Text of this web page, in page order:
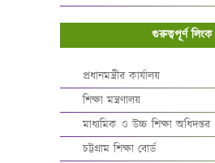
গুরুত্বপূর্ণ লিংক
প্রধানমন্ত্রীর কার্যালয়
শিক্ষা মন্ত্রণালয়
মাধ্যমিক ও উচ্চ শিক্ষা অধিদপ্তর
চট্টগ্রাম শিক্ষা বোর্ড